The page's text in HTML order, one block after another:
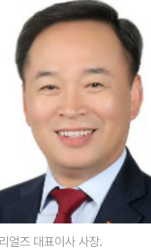
얼즈 대표이사 사장.